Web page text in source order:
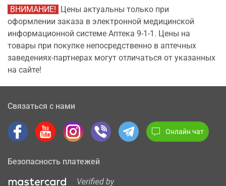
ВНИМАНИЕ! Цены актуальны только при
оформлении заказа в электронной медицинской
информационной системе Аптека 9-1-1. Цены на
товары при покупке непосредственно в аптечных
заведениях-партнерах могут отличаться от указанных
на сайте!
Связаться с нами
Онлайн чат
Безопасность платежей